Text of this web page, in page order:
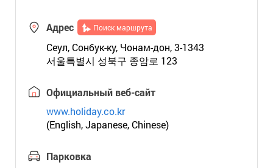
Адрес Поиск маршрута
Сеул, Сонбук-ку, Чонам-дон, 3-1343
서울특별시 성북구 종암로 123
Официальный веб-сайт
www.holiday.co.kr
(English, Japanese, Chinese)
Парковка